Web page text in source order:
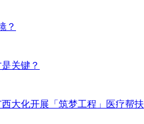
？
关键？
大化开展「筑梦工程」医疗帮扶